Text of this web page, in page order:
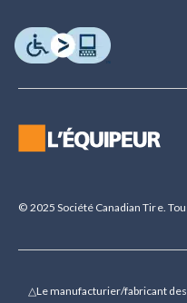
© 2025 Société Canadian Tire.
△Le manufacturier/fabricant